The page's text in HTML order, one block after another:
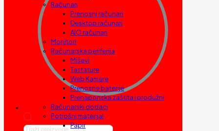
Products
Računari
Prenosni računari
Desktop računari
AIO računari
Monitori
Računarska periferija
Miševi
Tastature
Web Kamere
Prenosne baterije
Prenaponska zaštita i produžni
Računarski dodaci
Potrošni materijal
Papir